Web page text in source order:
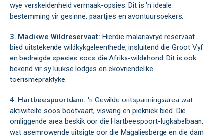
wye verskeidenheid vermaak-opsies. Dit is 'n ideale
bestemming vir gesinne, paartjies en avontuursoekers.
3. Madikwe Wildreservaat: Hierdie malariavrye reservaat
bied uitstekende wildkykgeleenthede, insluitend die Groot Vyf
en bedreigde spesies soos die Afrika-wildehond. Dit is ook
bekend vir sy luukse lodges en ekovriendelike
toerismepraktyke.
4. Hartbeespoortdam: 'n Gewilde ontspanningsarea wat
aktiwiteite soos bootvaart, visvang en piekniek bied. Die
omliggende area beskik oor die Hartbeespoort-lugkabelbaan,
wat asemrowende uitsigte oor die Magaliesberge en die dam